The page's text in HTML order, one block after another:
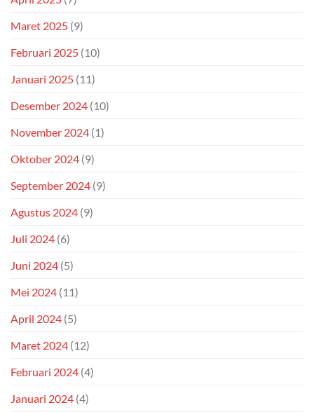
Maret 2025 (9)
Februari 2025 (10)
Januari 2025 (11)
Desember 2024 (10)
November 2024 (1)
Oktober 2024 (9)
September 2024 (9)
Agustus 2024 (9)
Juli 2024 (6)
Juni 2024 (5)
Mei 2024 (11)
April 2024 (5)
Maret 2024 (12)
Februari 2024 (4)
Januari 2024 (4)